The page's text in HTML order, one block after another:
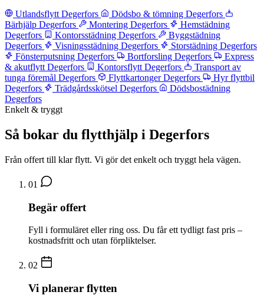
Utlandsflytt Degerfors
Dödsbo & tömning Degerfors
Bärhjälp Degerfors
Montering Degerfors
Hemstädning
Degerfors
Kontorsstädning Degerfors
Byggstädning
Degerfors
Visningsstädning Degerfors
Storstädning Degerfors
Fönsterputsning Degerfors
Bortforsling Degerfors
Express
& akutflytt Degerfors
Kontorsflytt Degerfors
Transport av
tunga föremål Degerfors
Flyttkartonger Degerfors
Hyr flyttbil
Degerfors
Trädgårdsskötsel Degerfors
Dödsbostädning
Degerfors
Enkelt & tryggt
Så bokar du flytthjälp i Degerfors
Från offert till klar flytt. Vi gör det enkelt och tryggt hela vägen.
01
Begär offert
Fyll i formuläret eller ring oss. Du får ett tydligt fast pris –
kostnadsfritt och utan förpliktelser.
02
Vi planerar flytten